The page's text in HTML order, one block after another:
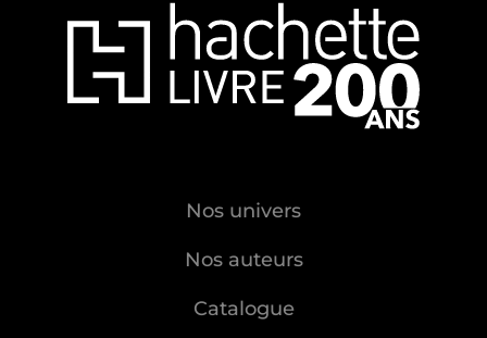
Nos univers
Nos auteurs
Catalogue